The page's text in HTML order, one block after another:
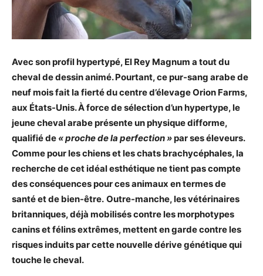
Avec son profil hypertypé, El Rey Magnum a tout du
cheval de dessin animé. Pourtant, ce pur-sang arabe de
neuf mois fait la fierté du centre d’élevage Orion Farms,
aux États-Unis. À force de sélection d’un hypertype, le
jeune cheval arabe présente un physique difforme,
qualifié de « proche de la perfection »par ses éleveurs.
Comme pour les chiens et les chats brachycéphales, la
recherche de cetidéal esthétique ne tient pas compte
des conséquences pour ces animaux en termes de
santé et de bien-être. Outre-manche, les vétérinaires
britanniques,déjà mobilisés contre les morphotypes
canins et félins extrêmes,mettent en garde contre les
risques induits par cette nouvelle dérive génétique qui
touche le cheval.